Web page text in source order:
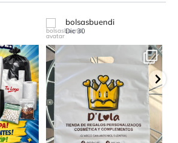
que tu
...
bolsasbuendi
Dic 30
Tu marca también puede ser
la reina del
...
4 0